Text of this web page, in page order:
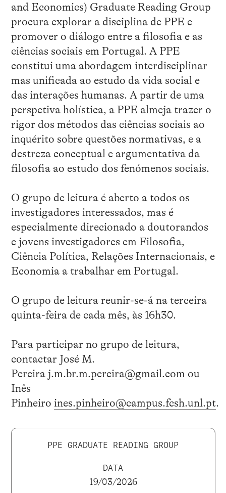
and Economics) Graduate Reading Group
procura explorar a disciplina de PPE e
promover o diálogo entre a filosofia e as
ciências sociais em Portugal. A PPE
constitui uma abordagem interdisciplinar
mas unificada ao estudo da vida social e
das interações humanas. A partir de uma
perspetiva holística, a PPE almeja trazer o
rigor dos métodos das ciências sociais ao
inquérito sobre questões normativas, e a
destreza conceptual e argumentativa da
filosofia ao estudo dos fenómenos sociais.
O grupo de leitura é aberto a todos os
investigadores interessados, mas é
especialmente direcionado a doutorandos
e jovens investigadores em Filosofia,
Ciência Política, Relações Internacionais, e
Economia a trabalhar em Portugal.
O grupo de leitura reunir-se-á na terceira
quinta-feira de cada mês, às 16h30.
Para participar no grupo de leitura,
contactar José M.
Pereira j.m.br.m.pereira@gmail.com ou
Inês
Pinheiro ines.pinheiro@campus.fcsh.unl.pt.
PPE GRADUATE READING GROUP
DATA
19/03/2026